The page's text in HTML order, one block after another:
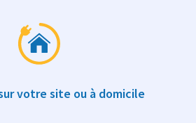
votre site ou à domicile